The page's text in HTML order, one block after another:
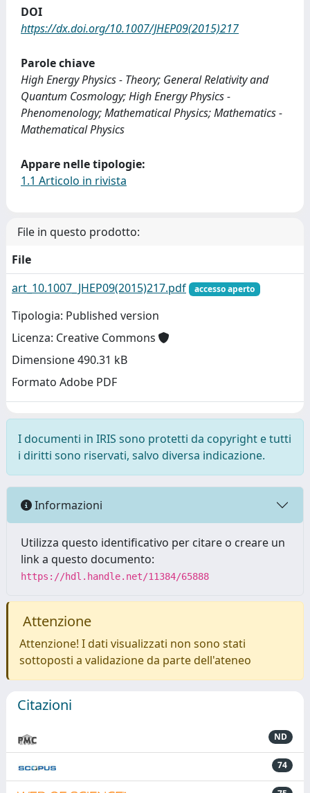
DOI
https://dx.doi.org/10.1007/JHEP09(2015)217
Parole chiave
High Energy Physics - Theory; General Relativity and
Quantum Cosmology; High Energy Physics -
Phenomenology; Mathematical Physics; Mathematics -
Mathematical Physics
Appare nelle tipologie:
1.1 Articolo in rivista
File in questo prodotto:
File
art_10.1007_JHEP09(2015)217.pdf
accesso aperto
Tipologia: Published version
Licenza: Creative Commons
Dimensione 490.31 kB
Formato Adobe PDF
I documenti in IRIS sono protetti da copyright e tutti
i diritti sono riservati, salvo diversa indicazione.
Informazioni
Utilizza questo identificativo per citare o creare un
link a questo documento:
https://hdl.handle.net/11384/65888
Attenzione
Attenzione! I dati visualizzati non sono stati
sottoposti a validazione da parte dell'ateneo
Citazioni
ND
74